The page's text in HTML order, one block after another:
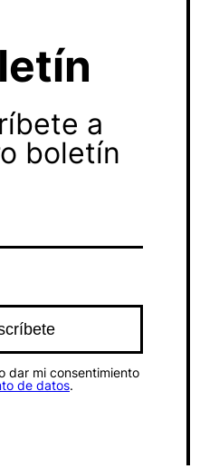
a
boletín
dar mi consentimiento
de datos.